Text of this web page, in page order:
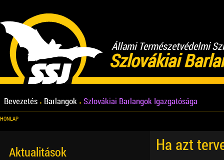
Állami Természetvédelmi
Szlovákiai
Bevezetés Barlangok Szlovákiai Barlangok Igazgatósága
HONLAP
Ha azt
Aktualitások